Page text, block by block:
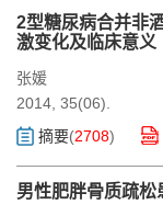
2型糖尿病合并非
激变化及临床意义
张媛
2014, 35(06).
摘要(2708)
男性肥胖骨质疏